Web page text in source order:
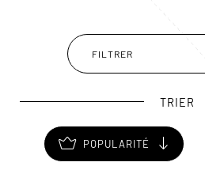
FILTRER
TRIER
POPULARITÉ